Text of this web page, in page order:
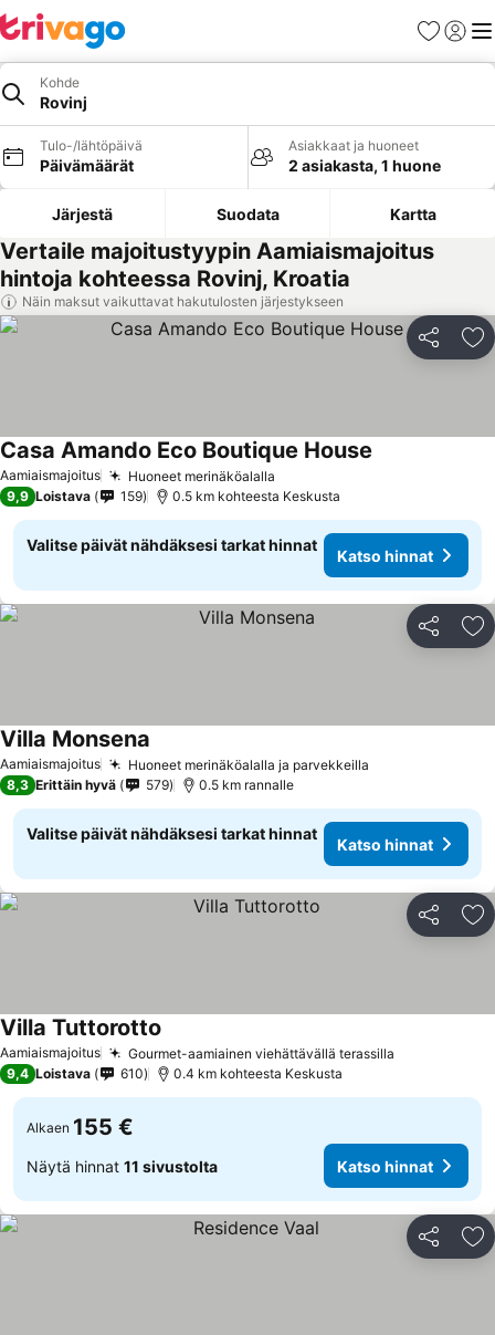
Suosikit
Kohde
Rovinj
Tulo-/lähtöpäivä
Päivämäärät
Asiakkaat ja huoneet
2 asiakasta, 1 huone
Järjestä Suodata Kartta
Vertaile majoitustyypin Aamiaismajoitus
hintoja kohteessa Rovinj, Kroatia
Näin maksut vaikuttavat hakutulosten järjestykseen
Jaa
Aamiaismajoitus Huoneet merinäköalalla
Casa Amando Eco Boutique House
9,9 Loistava 159 0.5 km kohteesta Keskusta
Valitse päivät nähdäksesi tarkat hinnat
Katso hinnat
Jaa
Aamiaismajoitus Huoneet merinäköalalla ja parvekkeilla
Villa Monsena
8,3 Erittäin hyvä 579 0.5 km rannalle
Valitse päivät nähdäksesi tarkat hinnat
Katso hinnat
Jaa
Aamiaismajoitus Gourmet-aamiainen viehättävällä terassilla
Villa Tuttorotto
9,4 Loistava 610 0.4 km kohteesta Keskusta
Alkaen 155 €
Näytä hinnat 11 sivustolta Katso hinnat
Jaa